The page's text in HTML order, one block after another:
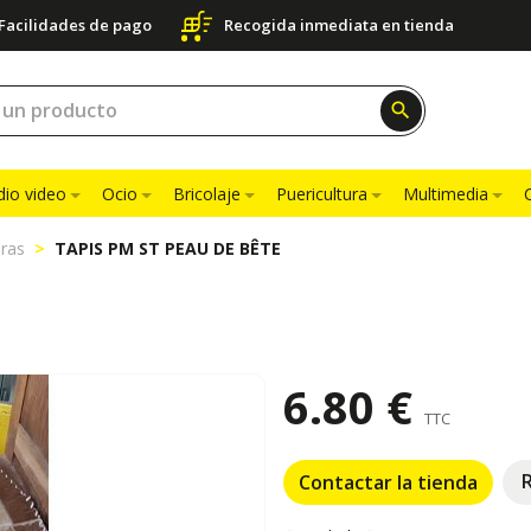
de pago Recogida inmediata en tienda
search
video Ocio Bricolaje Puericultura Multimedia
TAPIS PM ST PEAU DE BÊTE
6.80 € TTC
Contactar la tienda